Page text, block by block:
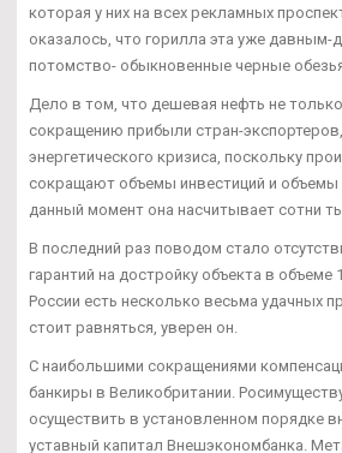
которая у них на всех рекламных
оказалось, что горилла эта уже давным-
потомство- обыкновенные черные
Дело в том, что дешевая нефть не
сокращению прибыли стран-
энергетического кризиса, поскольку
сокращают объемы инвестиций и объемы
данный момент она насчитывает сотни
В последний раз поводом стало
гарантий на достройку объекта в объеме
России есть несколько весьма удачных
стоит равняться, уверен он.
С наибольшими сокращениями
банкиры в Великобритании.
осуществить в установленном порядке
уставный капитал Внешэкономбанка.